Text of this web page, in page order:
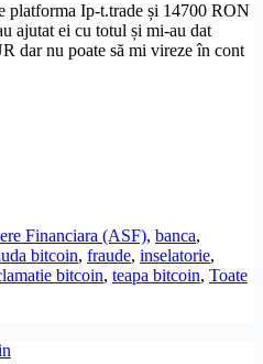
platforma Ip-t.trade și 14700 RON
ajutat ei cu totul și mi-au dat
dar nu poate să mi vireze în cont
Financiara (ASF), banca,
bitcoin, fraude, inselatorie,
bitcoin, teapa bitcoin, Toate